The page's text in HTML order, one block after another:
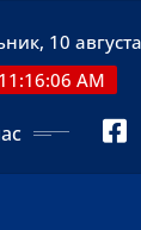
10
11:16:07 AM